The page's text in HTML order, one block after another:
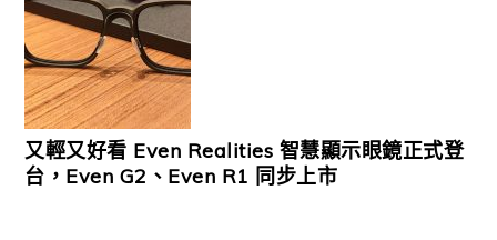
又輕又好看 Even Realities 智慧顯示眼鏡正式登
台，Even G2、Even R1 同步上市